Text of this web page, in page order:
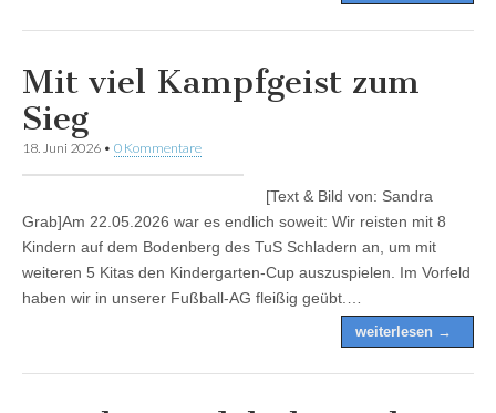
Mit viel Kampfgeist zum
Sieg
18. Juni 2026 • 0 Kommentare
[Text & Bild von: Sandra
Grab]Am 22.05.2026 war es endlich soweit: Wir reisten mit 8
Kindern auf dem Bodenberg des TuS Schladern an, um mit
weiteren 5 Kitas den Kindergarten-Cup auszuspielen. Im Vorfeld
haben wir in unserer Fußball-AG fleißig geübt.…
weiterlesen →